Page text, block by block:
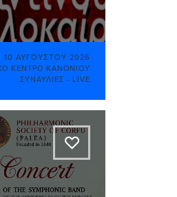
10 ΑΥΓΟΎΣΤΟΥ 2026
ΚΈΝΤΡΟ ΚΑΝΟΝΙΟΎ
ΣΥΝΑΥΛΊΕΣ - LIVE
A